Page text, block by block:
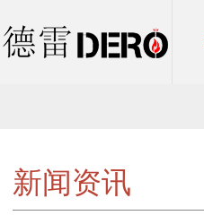
新闻资讯